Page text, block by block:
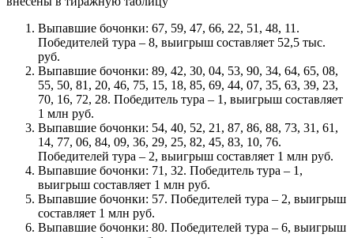
Выпавшие бочонки: 67, 59, 47, 66, 22, 51, 48, 11.
Победителей тура – 8, выигрыш составляет 52,5 тыс.
руб.
Выпавшие бочонки: 89, 42, 30, 04, 53, 90, 34, 64, 65, 08,
55, 50, 81, 20, 46, 75, 15, 18, 85, 69, 44, 07, 35, 63, 39, 23,
70, 16, 72, 28. Победитель тура – 1, выигрыш составляет
1 млн руб.
Выпавшие бочонки: 54, 40, 52, 21, 87, 86, 88, 73, 31, 61,
14, 77, 06, 84, 09, 36, 29, 25, 82, 45, 83, 10, 76.
Победителей тура – 2, выигрыш составляет 1 млн руб.
Выпавшие бочонки: 71, 32. Победитель тура – 1,
выигрыш составляет 1 млн руб.
Выпавшие бочонки: 57. Победителей тура – 2, выигрыш
составляет 1 млн руб.
Выпавшие бочонки: 80. Победителей тура – 6, выигрыш